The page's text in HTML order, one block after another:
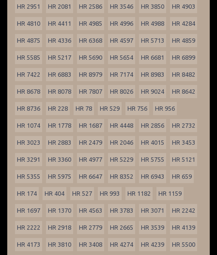
HR 2951 HR 2081 HR 2586 HR 3546 HR 3850 HR 4903
HR 4810 HR 4411 HR 4985 HR 4996 HR 4988 HR 4284
HR 4875 HR 4336 HR 6368 HR 4597 HR 5713 HR 4859
HR 5585 HR 5217 HR 5690 HR 5654 HR 6681 HR 6899
HR 7422 HR 6883 HR 8979 HR 7174 HR 8983 HR 8482
HR 8678 HR 8078 HR 7807 HR 8026 HR 9024 HR 8642
HR 8736 HR 228 HR 78 HR 529 HR 756 HR 956
HR 1074 HR 1778 HR 1687 HR 4448 HR 2856 HR 2732
HR 3023 HR 2883 HR 2479 HR 2046 HR 4015 HR 3453
HR 3291 HR 3360 HR 4977 HR 5229 HR 5755 HR 5121
HR 5355 HR 5975 HR 6647 HR 8352 HR 6943 HR 659
HR 174 HR 404 HR 527 HR 993 HR 1182 HR 1159
HR 1697 HR 1370 HR 4563 HR 3783 HR 3071 HR 2242
HR 2222 HR 2918 HR 2779 HR 2665 HR 3539 HR 4139
HR 4173 HR 3810 HR 3408 HR 4274 HR 4239 HR 5500